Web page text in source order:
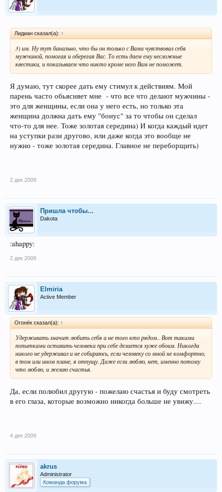
Лидиан сказал(а): ↑
3) им. Ну тут банально, что бы он только с Вами чувствовал себя
мужчиной, помогая и оберегая Вас. То есть даем ему несложные
квестики, и показываем что никто кроме него Вам не поможет.
Я думаю, тут скорее дать ему стимул к действиям. Мой
парень часто обьясняет мне - что все что делают мужчины -
это для женщины, если она у него есть, но только эта
женщина должна дать ему "бонус" за то чтобы он сделал
что-то для нее. Тоже золотая середина) И когда каждый идет
на уступки рази другово, или даже когда это вообще не
нужно - тоже золотая середина. Главное не переборщить)
2 дек 2009
Пришла чтобы...
Dakota
:ahappy:
2 дек 2009
Elmiria
Active Member
Огонёк сказал(а): ↑
Удерживать значит любить себя а не того кто рядом.. Вот такими
попытками оставить человека при себе делается хуже обоим. Никогда
никого не удерживал и не собираюсь, если человеку со мной не комфортно,
в том или ином плане, я отпущу. Даже если люблю, нет, именно потому
что люблю, и желаю счастья.
Да, если полюбил другую - пожелаю счастья и буду смотреть
в его глаза, которые возможно никогда больше не увижу....
4 дек 2009
akrus
Administrator
Команда форума